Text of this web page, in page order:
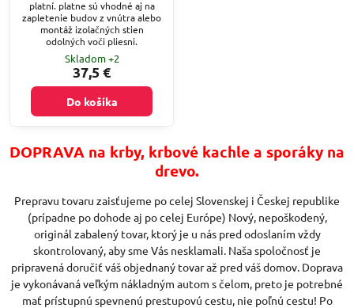
platní. platne sú vhodné aj na
zapletenie budov z vnútra alebo
montáž izolačných stien
odolných voči pliesni.
Skladom +2
37,5 €
Do košíka
DOPRAVA na krby, krbové kachle a sporáky na
drevo.
Prepravu tovaru zaisťujeme po celej Slovenskej i Českej republike
(prípadne po dohode aj po celej Európe) Nový, nepoškodený,
originál zabalený tovar, ktorý je u nás pred odoslaním vždy
skontrolovaný, aby sme Vás nesklamali. Naša spoločnosť je
pripravená doručiť váš objednaný tovar až pred váš domov. Doprava
je vykonávaná veľkým nákladným autom s čelom, preto je potrebné
mať prístupnú spevnenú prestupovú cestu, nie poľnú cestu! Po